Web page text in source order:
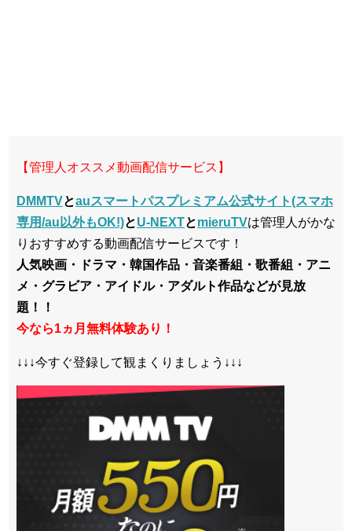
【管理人オススメ動画配信サービス】
DMMTVとauスマートパスプレミアム公式サイト(スマホ
専用/au以外もOK!)とU-NEXTとmieruTVは管理人がかな
りおすすめする動画配信サービスです！
人気映画・ドラマ・韓国作品・音楽番組・歌番組・アニ
メ・グラビア・アイドル・アダルト作品などが見放
題！！
今なら1ヵ月無料体験あり！
↓↓↓今すぐ登録して観まくりましょう↓↓↓